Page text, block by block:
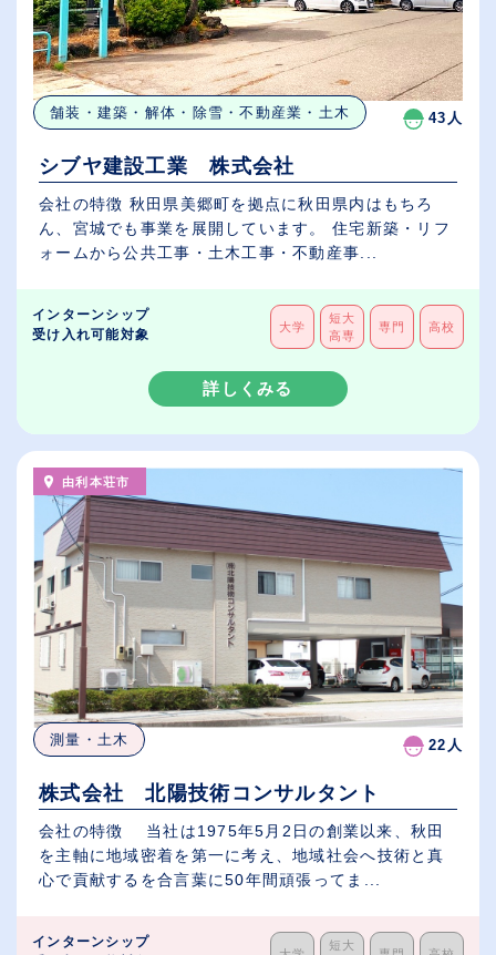
舗装・建築・解体・除雪・不動産業・土木 43人
シブヤ建設工業 株式会社
会社の特徴 秋田県美郷町を拠点に秋田県内はもちろ
ん、宮城でも事業を展開しています。 住宅新築・リフ
ォームから公共工事・土木工事・不動産事...
インターンシップ
受け入れ可能対象
大学
短大
高専
専門 高校
詳しくみる
由利本荘市
測量・土木 22人
株式会社 北陽技術コンサルタント
会社の特徴 当社は1975年5月2日の創業以来、秋田
を主軸に地域密着を第一に考え、地域社会へ技術と真
心で貢献するを合言葉に50年間頑張ってま...
インターンシップ
短大